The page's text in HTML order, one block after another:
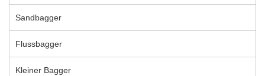
Sandbagger
Flussbagger
Kleiner Bagger